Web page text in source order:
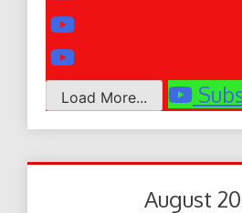
Load More...
August